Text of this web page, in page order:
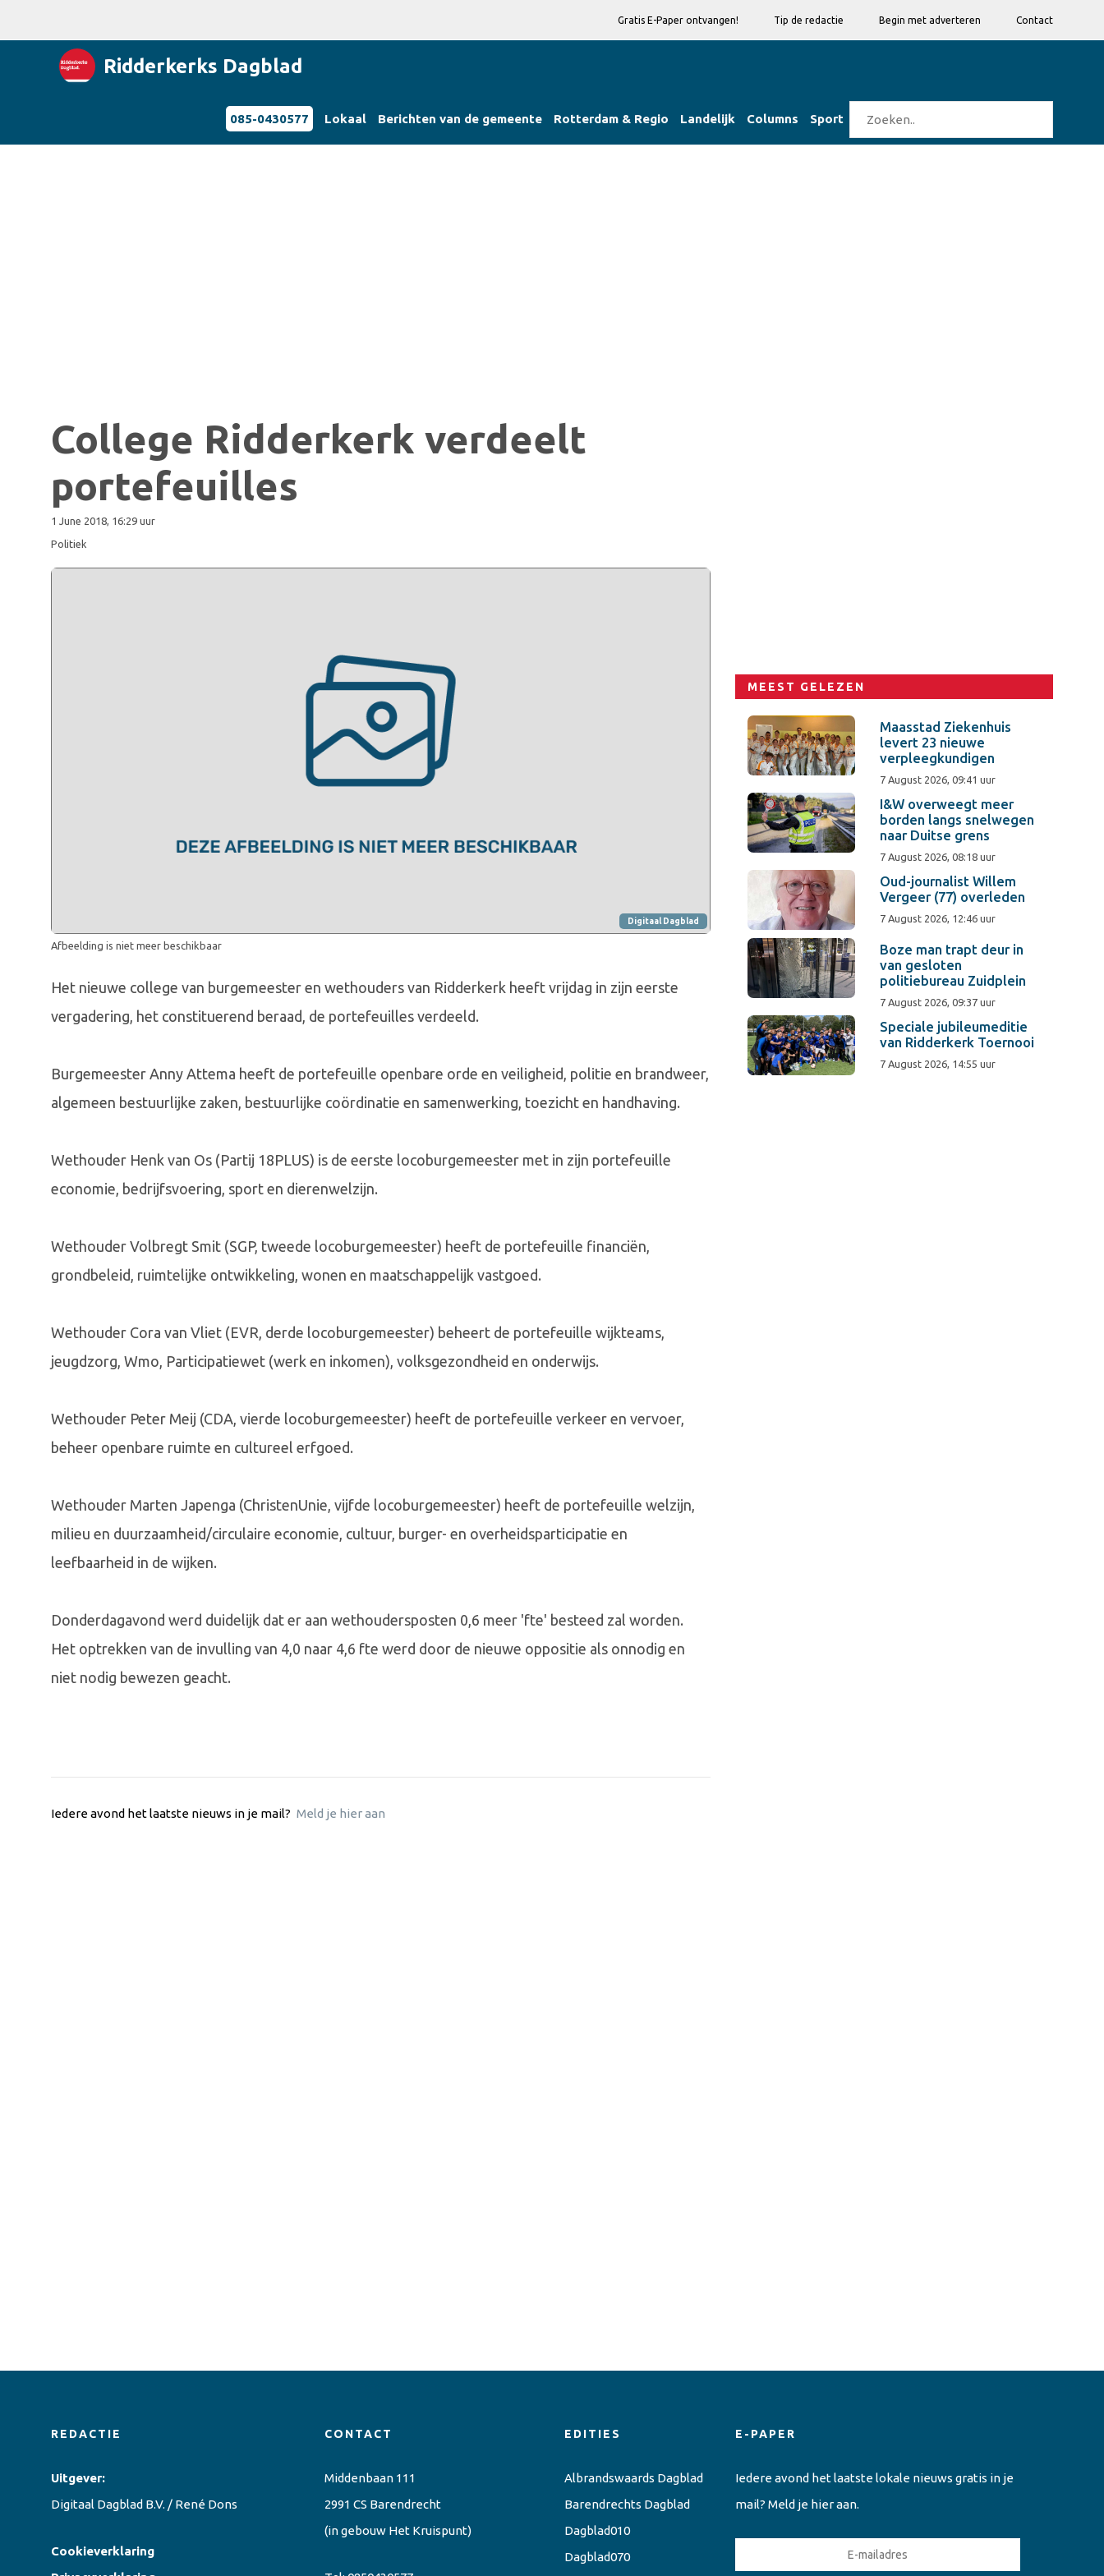
Gratis E-Paper ontvangen! Tip de redactie Begin met adverteren Contact
Ridderkerks Dagblad
085-0430577 Lokaal Berichten van de gemeente Rotterdam & Regio Landelijk Columns Sport
College Ridderkerk verdeelt
portefeuilles
1 June 2018, 16:29 uur
Politiek
Digitaal Dagblad
Afbeelding is niet meer beschikbaar
Het nieuwe college van burgemeester en wethouders van Ridderkerk heeft vrijdag in zijn eerste
vergadering, het constituerend beraad, de portefeuilles verdeeld.
Burgemeester Anny Attema heeft de portefeuille openbare orde en veiligheid, politie en brandweer,
algemeen bestuurlijke zaken, bestuurlijke coördinatie en samenwerking, toezicht en handhaving.
Wethouder Henk van Os (Partij 18PLUS) is de eerste locoburgemeester met in zijn portefeuille
economie, bedrijfsvoering, sport en dierenwelzijn.
Wethouder Volbregt Smit (SGP, tweede locoburgemeester) heeft de portefeuille financiën,
grondbeleid, ruimtelijke ontwikkeling, wonen en maatschappelijk vastgoed.
Wethouder Cora van Vliet (EVR, derde locoburgemeester) beheert de portefeuille wijkteams,
jeugdzorg, Wmo, Participatiewet (werk en inkomen), volksgezondheid en onderwijs.
Wethouder Peter Meij (CDA, vierde locoburgemeester) heeft de portefeuille verkeer en vervoer,
beheer openbare ruimte en cultureel erfgoed.
Wethouder Marten Japenga (ChristenUnie, vijfde locoburgemeester) heeft de portefeuille welzijn,
milieu en duurzaamheid/circulaire economie, cultuur, burger- en overheidsparticipatie en
leefbaarheid in de wijken.
Donderdagavond werd duidelijk dat er aan wethoudersposten 0,6 meer 'fte' besteed zal worden.
Het optrekken van de invulling van 4,0 naar 4,6 fte werd door de nieuwe oppositie als onnodig en
niet nodig bewezen geacht.
Iedere avond het laatste nieuws in je mail? Meld je hier aan
MEEST GELEZEN
Maasstad Ziekenhuis
levert 23 nieuwe
verpleegkundigen
7 August 2026, 09:41 uur
I&W overweegt meer
borden langs snelwegen
naar Duitse grens
7 August 2026, 08:18 uur
Oud-journalist Willem
Vergeer (77) overleden
7 August 2026, 12:46 uur
Boze man trapt deur in
van gesloten
politiebureau Zuidplein
7 August 2026, 09:37 uur
Speciale jubileumeditie
van Ridderkerk Toernooi
7 August 2026, 14:55 uur
REDACTIE
Uitgever:
Digitaal Dagblad B.V. / René Dons
Cookieverklaring
CONTACT
Middenbaan 111
2991 CS Barendrecht
(in gebouw Het Kruispunt)
EDITIES
Albrandswaards Dagblad
Barendrechts Dagblad
Dagblad010
Dagblad070
E-PAPER
Iedere avond het laatste lokale nieuws gratis in je
mail? Meld je hier aan.